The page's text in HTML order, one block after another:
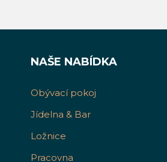
NAŠE NABÍDKA
Obývací pokoj
Jídelna & Bar
Ložnice
Pracovna